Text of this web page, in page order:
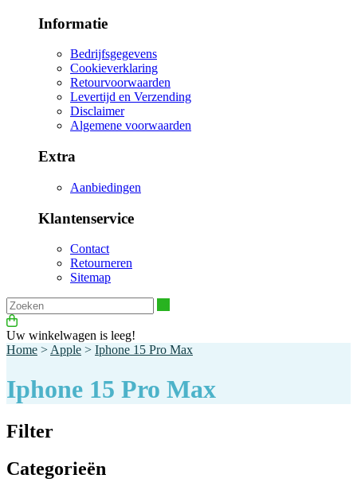
Informatie
Bedrijfsgegevens
Cookieverklaring
Retourvoorwaarden
Levertijd en Verzending
Disclaimer
Algemene voorwaarden
Extra
Aanbiedingen
Klantenservice
Contact
Retourneren
Sitemap
Uw winkelwagen is leeg!
Home > Apple > Iphone 15 Pro Max
Iphone 15 Pro Max
Filter
Categorieën